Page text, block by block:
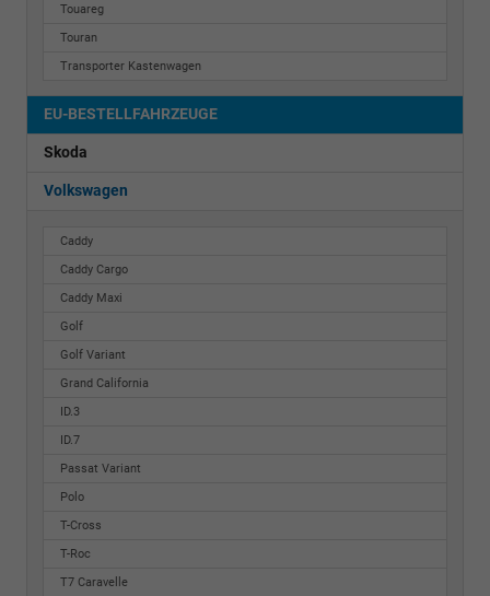
Touareg
Touran
Transporter Kastenwagen
EU-BESTELLFAHRZEUGE
Skoda
Volkswagen
Caddy
Caddy Cargo
Caddy Maxi
Golf
Golf Variant
Grand California
ID.3
ID.7
Passat Variant
Polo
T-Cross
T-Roc
T7 Caravelle